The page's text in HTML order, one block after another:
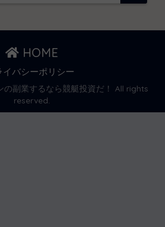
HOME
イバシーポリシー
副業するなら競艇投資だ！ All rights
reserved.